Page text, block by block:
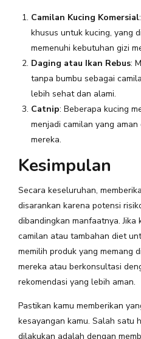
Camilan Kucing Komersial
khusus untuk kucing, yang
memenuhi kebutuhan gizi
Daging atau Ikan Rebus:
tanpa bumbu sebagai
lebih sehat dan alami.
Catnip: Beberapa kucing
menjadi camilan yang
mereka.
Kesimpulan
Secara keseluruhan,
disarankan karena potensi
dibandingkan manfaatnya. Jika
camilan atau tambahan diet
memilih produk yang memang
mereka atau berkonsultasi
rekomendasi yang lebih aman.
Pastikan kamu memberikan
kesayangan kamu. Salah satu
dilakukan adalah dengan